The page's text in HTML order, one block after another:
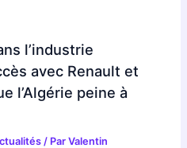
l’industrie
avec Renault et
l’Algérie peine à
/ ParValentin